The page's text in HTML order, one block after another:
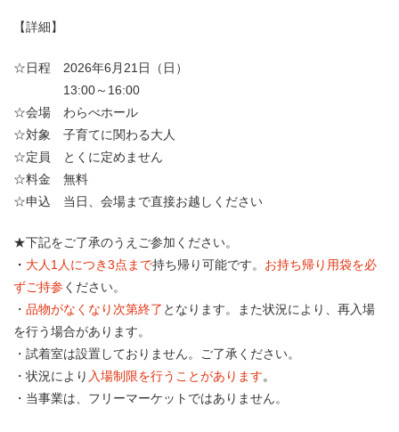
【詳細】
☆日程 2026年6月21日（日）
13:00～16:00
☆会場 わらべホール
☆対象 子育てに関わる大人
☆定員 とくに定めません
☆料金 無料
☆申込 当日、会場まで直接お越しください
★下記をご了承のうえご参加ください。
・ 大人1人につき3点まで持ち帰り可能です。 お持ち帰り用袋を必
ずご持参 ください。
・ 品物がなくなり次第終了 となります。また状況により、再入場
を行う場合があります。
・試着室は設置しておりません。ご了承ください。
・状況により 入場制限を行うことがあります。
・当事業は、フリーマーケットではありません。